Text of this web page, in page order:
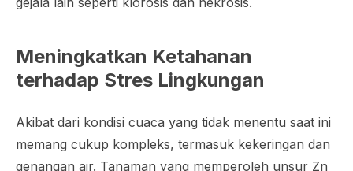
Meningkatkan Ketahanan
terhadap Stres Lingkungan
Akibat dari kondisi cuaca yang tidak menentu saat ini
memang cukup kompleks, termasuk kekeringan dan
genangan air. Tanaman yang memperoleh unsur Zn